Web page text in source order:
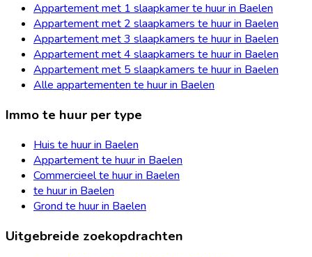
Appartement met 1 slaapkamer te huur in Baelen
Appartement met 2 slaapkamers te huur in Baelen
Appartement met 3 slaapkamers te huur in Baelen
Appartement met 4 slaapkamers te huur in Baelen
Appartement met 5 slaapkamers te huur in Baelen
Alle appartementen te huur in Baelen
Immo te huur per type
Huis te huur in Baelen
Appartement te huur in Baelen
Commercieel te huur in Baelen
te huur in Baelen
Grond te huur in Baelen
Uitgebreide zoekopdrachten